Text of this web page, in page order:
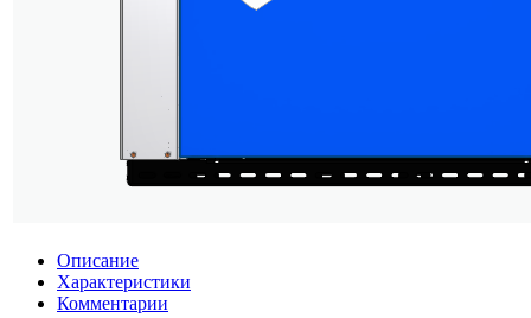
Описание
Характеристики
Комментарии